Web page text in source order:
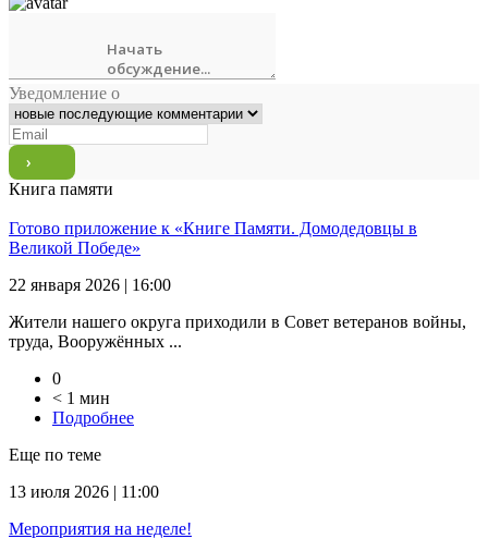
Уведомление о
Книга памяти
Готово приложение к «Книге Памяти. Домодедовцы в
Великой Победе»
22 января 2026 | 16:00
Жители нашего округа приходили в Совет ветеранов войны,
труда, Вооружённых ...
0
< 1 мин
Подробнее
Еще по теме
13 июля 2026 | 11:00
Мероприятия на неделе!